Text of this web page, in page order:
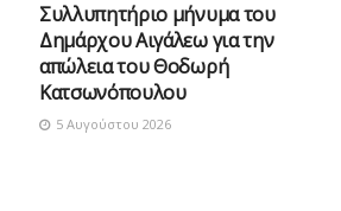
Συλλυπητήριο μήνυμα του
Δημάρχου Αιγάλεω για την
απώλεια του Θοδωρή
Κατσωνόπουλου
5 Αυγούστου 2026